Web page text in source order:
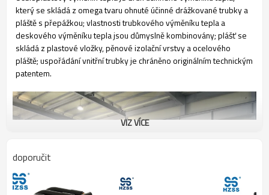
který se skládá z omega tvaru ohnuté účinné drážkované trubky a
pláště s přepážkou; vlastnosti trubkového výměníku tepla a
deskového výměníku tepla jsou důmyslně kombinovány; plášť se
skládá z plastové vložky, pěnové izolační vrstvy a ocelového
pláště; uspořádání vnitřní trubky je chráněno originálním technickým
patentem.
VIZ VÍCE
doporučit